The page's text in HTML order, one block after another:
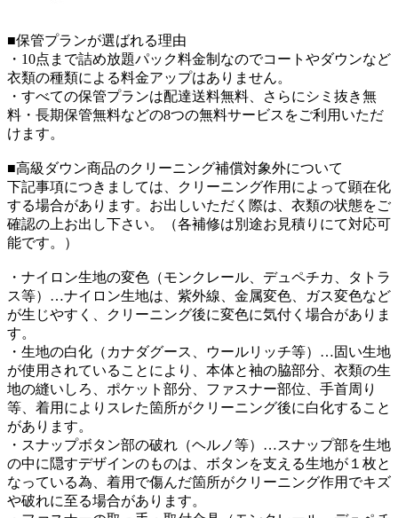
■保管プランが選ばれる理由
・10点まで詰め放題パック料金制なのでコートやダウンなど
衣類の種類による料金アップはありません。
・すべての保管プランは配達送料無料、さらにシミ抜き無
料・長期保管無料などの8つの無料サービスをご利用いただ
けます。
■高級ダウン商品のクリーニング補償対象外について
下記事項につきましては、クリーニング作用によって顕在化
する場合があります。お出しいただく際は、衣類の状態をご
確認の上お出し下さい。（各補修は別途お見積りにて対応可
能です。）
・ナイロン生地の変色（モンクレール、デュペチカ、タトラ
ス等）…ナイロン生地は、紫外線、金属変色、ガス変色など
が生じやすく、クリーニング後に変色に気付く場合がありま
す。
・生地の白化（カナダグース、ウールリッチ等）…固い生地
が使用されていることにより、本体と袖の脇部分、衣類の生
地の縫いしろ、ポケット部分、ファスナー部位、手首周り
等、着用によりスレた箇所がクリーニング後に白化すること
があります。
・スナップボタン部の破れ（ヘルノ等）…スナップ部を生地
の中に隠すデザインのものは、ボタンを支える生地が１枚と
なっている為、着用で傷んだ箇所がクリーニング作用でキズ
や破れに至る場合があります。